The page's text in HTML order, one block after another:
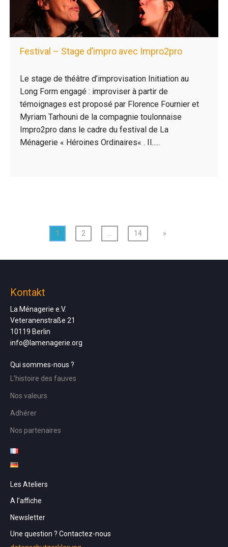
Festival – Stage d’impro avec Impro2pro
Le stage de théâtre d’improvisation Initiation au
Long Form engagé : improviser à partir de
témoignages est proposé par Florence Fournier et
Myriam Tarhouni de la compagnie toulonnaise
Impro2pro dans le cadre du festival de La
Ménagerie « Héroines Ordinaires« . Il…..
1 2 14 »
Kontakt
La Ménagerie e.V.
Veteranenstraße 21
10119 Berlin
info@lamenagerie.org
Qui sommes-nous ?
L’histoire des fauves
Nos valeurs
Adhérer
Nos partenaires
Les Ateliers
A l’affiche
Newsletter
Une question ? Contactez-nous